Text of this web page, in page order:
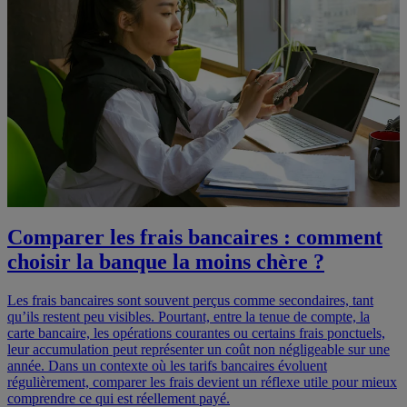
Comparer les frais bancaires : comment
choisir la banque la moins chère ?
Les frais bancaires sont souvent perçus comme secondaires, tant
qu’ils restent peu visibles. Pourtant, entre la tenue de compte, la
carte bancaire, les opérations courantes ou certains frais ponctuels,
leur accumulation peut représenter un coût non négligeable sur une
année. Dans un contexte où les tarifs bancaires évoluent
régulièrement, comparer les frais devient un réflexe utile pour mieux
comprendre ce qui est réellement payé.